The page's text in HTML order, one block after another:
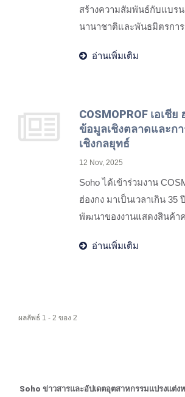
สร้างความสัมพันธ์กับแบร
นานาชาติและพันธมิตรการ
นำ. ผ่านการมีปฏิสัมพันธ์โด
ตลาดได้อย่างใกล้ชิด ในข
แสดงความสามารถด้านกา
และการผลิตในโซลูชัน
เครื่องสำอาง. โดยการมีส่
กับพันธมิตรแบรนด์จากตล
Shou He มุ่งหวังที่จะสร้าง
ศักยภาพสูงในระยะยาวแล
อ่านเพิ่มเติม
COSMOPROF เอเชีย
ข้อมูลเชิงตลาดและก
เชิงกลยุทธ์
12 Nov, 2025
Soho ได้เข้าร่วมงาน
ฮ่องกง มาเป็นเวลาเกิน 35
พัฒนาของงานแสดงสินค้า
เติบโตอย่างแข็งแกร่งไปจน
อ่านเพิ่มเติม
ผลลัพธ์ 1 - 2 ของ 2
Soho ข่าวสารและอัปเดตอุตสาหกรรมแปรงแต่ง